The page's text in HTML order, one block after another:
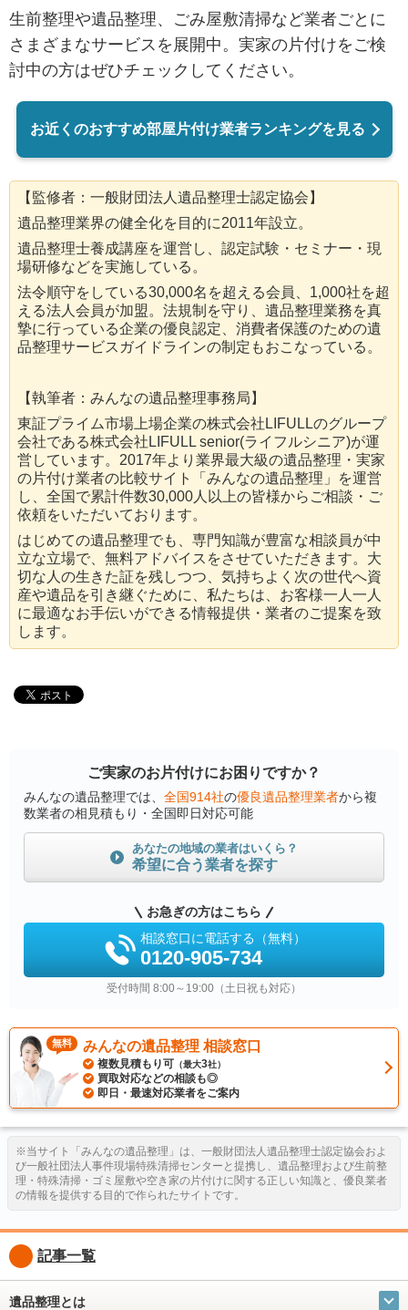
生前整理や遺品整理、ごみ屋敷清掃など業者ごとに
さまざまなサービスを展開中。実家の片付けをご検
討中の方はぜひチェックしてください。
お近くのおすすめ部屋片付け業者ランキングを見る
【監修者：一般財団法人遺品整理士認定協会】
遺品整理業界の健全化を目的に2011年設立。
遺品整理士養成講座を運営し、認定試験・セミナー・現
場研修などを実施している。
法令順守をしている30,000名を超える会員、1,000社を超
える法人会員が加盟。法規制を守り、遺品整理業務を真
摯に行っている企業の優良認定、消費者保護のための遺
品整理サービスガイドラインの制定もおこなっている。
【執筆者：みんなの遺品整理事務局】
東証プライム市場上場企業の株式会社LIFULLのグループ
会社である株式会社LIFULL senior(ライフルシニア)が運
営しています。2017年より業界最大級の遺品整理・実家
の片付け業者の比較サイト「みんなの遺品整理」を運営
し、全国で累計件数30,000人以上の皆様からご相談・ご
依頼をいただいております。
はじめての遺品整理でも、専門知識が豊富な相談員が中
立な立場で、無料アドバイスをさせていただきます。大
切な人の生きた証を残しつつ、気持ちよく次の世代へ資
産や遺品を引き継ぐために、私たちは、お客様一人一人
に最適なお手伝いができる情報提供・業者のご提案を致
します。
ご実家のお片付けにお困りですか？
みんなの遺品整理では、 全国914社の優良遺品整理業者から複
数業者の相見積もり・全国即日対応可能
あなたの地域の業者はいくら？
希望に合う業者を探す
お急ぎの方はこちら
相談窓口に電話する（無料）
0120-905-734
受付時間 8:00～19:00（土日祝も対応）
無料 みんなの遺品整理 相談窓口
複数見積もり可 （最大3社）
買取対応などの相談も◎
即日・最速対応業者をご案内
※当サイト「みんなの遺品整理」は、一般財団法人遺品整理士認定協会およ
び一般社団法人事件現場特殊清掃センターと提携し、遺品整理および生前整
理・特殊清掃・ゴミ屋敷や空き家の片付けに関する正しい知識と、優良業者
の情報を提供する目的で作られたサイトです。
記事一覧
遺品整理とは